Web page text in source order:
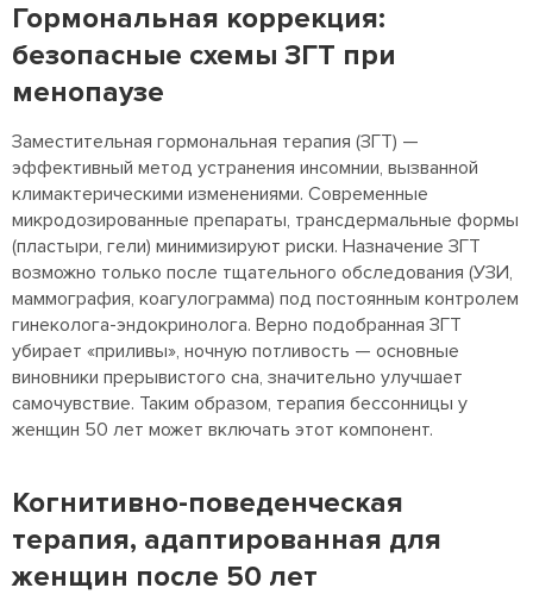
Гормональная коррекция:
безопасные схемы ЗГТ при
менопаузе
Заместительная гормональная терапия (ЗГТ) —
эффективный метод устранения инсомнии, вызванной
климактерическими изменениями. Современные
микродозированные препараты, трансдермальные формы
(пластыри, гели) минимизируют риски. Назначение ЗГТ
возможно только после тщательного обследования (УЗИ,
маммография, коагулограмма) под постоянным контролем
гинеколога-эндокринолога. Верно подобранная ЗГТ
убирает «приливы», ночную потливость — основные
виновники прерывистого сна, значительно улучшает
самочувствие. Таким образом, терапия бессонницы у
женщин 50 лет может включать этот компонент.
Когнитивно-поведенческая
терапия, адаптированная для
женщин после 50 лет